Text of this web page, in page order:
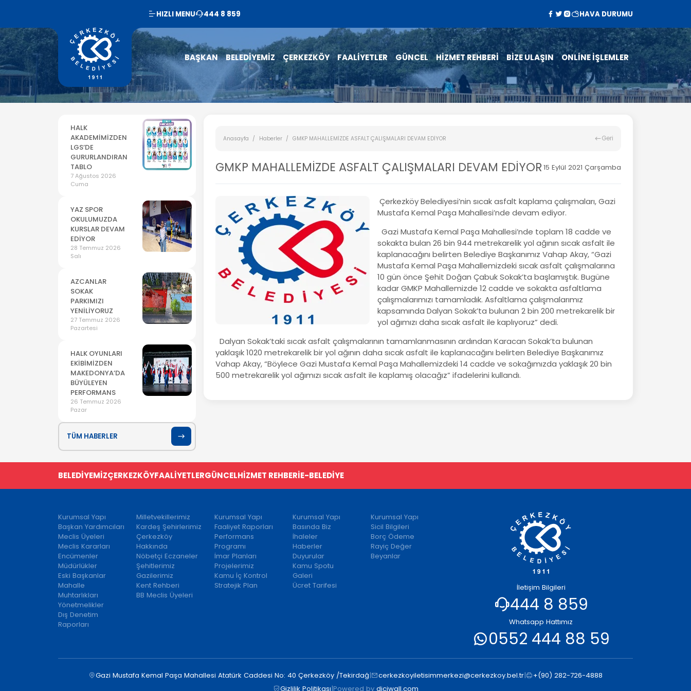
HIZLI MENU 444 8 859 HAVA DURUMU
BAŞKAN BELEDİYEMİZ ÇERKEZKÖY FAALİYETLER GÜNCEL HİZMET REHBERİ BİZE ULAŞIN ONLİNE İŞLEMLER
HALK
AKADEMİMİZDEN
LGS’DE
GURURLANDIRAN
TABLO
7 Ağustos 2026
Cuma
YAZ SPOR
OKULUMUZDA
KURSLAR DEVAM
EDİYOR
28 Temmuz 2026
Salı
AZCANLAR
SOKAK
PARKIMIZI
YENİLİYORUZ
27 Temmuz 2026
Pazartesi
HALK OYUNLARI
EKİBİMİZDEN
MAKEDONYA’DA
BÜYÜLEYEN
PERFORMANS
26 Temmuz 2026
Pazar
TÜM HABERLER
Anasayfa Haberler GMKP MAHALLEMİZDE ASFALT ÇALIŞMALARI DEVAM EDİYOR Geri
GMKP MAHALLEMİZDE ASFALT ÇALIŞMALARI DEVAM EDİYOR 15 Eylül 2021 Çarşamba
Çerkezköy Belediyesi’nin sıcak asfalt kaplama çalışmaları, Gazi
Mustafa Kemal Paşa Mahallesi’nde devam ediyor.
Gazi Mustafa Kemal Paşa Mahallesi’nde toplam 18 cadde ve
sokakta bulan 26 bin 944 metrekarelik yol ağının sıcak asfalt ile
kaplanacağını belirten Belediye Başkanımız Vahap Akay, “Gazi
Mustafa Kemal Paşa Mahallemizdeki sıcak asfalt çalışmalarına
10 gün önce Şehit Doğan Çabuk Sokak’ta başlamıştık. Bugüne
kadar GMKP Mahallemizde 12 cadde ve sokakta asfaltlama
çalışmalarımızı tamamladık. Asfaltlama çalışmalarımız
kapsamında Dalyan Sokak’ta bulunan 2 bin 200 metrekarelik bir
yol ağımızı daha sıcak asfalt ile kaplıyoruz” dedi.
Dalyan Sokak’taki sıcak asfalt çalışmalarının tamamlanmasının ardından Karacan Sokak’ta bulunan
yaklaşık 1020 metrekarelik bir yol ağının daha sıcak asfalt ile kaplanacağını belirten Belediye Başkanımız
Vahap Akay, “Böylece Gazi Mustafa Kemal Paşa Mahallemizdeki 14 cadde ve sokağımızda yaklaşık 20 bin
500 metrekarelik yol ağımızı sıcak asfalt ile kaplamış olacağız” ifadelerini kullandı.
BELEDİYEMİZÇERKEZKÖYFAALİYETLERGÜNCELHİZMET REHBERİE-BELEDİYE
Kurumsal Yapı
Başkan Yardımcıları
Meclis Üyeleri
Meclis Kararları
Encümenler
Müdürlükler
Eski Başkanlar
Mahalle
Muhtarlıkları
Yönetmelikler
Dış Denetim
Raporları
Milletvekillerimiz
Kardeş Şehirlerimiz
Çerkezköy
Hakkında
Nöbetçi Eczaneler
Şehitlerimiz
Gazilerimiz
Kent Rehberi
BB Meclis Üyeleri
Kurumsal Yapı
Faaliyet Raporları
Performans
Programı
İmar Planları
Projelerimiz
Kamu İç Kontrol
Stratejik Plan
Kurumsal Yapı
Basında Biz
İhaleler
Haberler
Duyurular
Kamu Spotu
Galeri
Ücret Tarifesi
Kurumsal Yapı
Sicil Bilgileri
Borç Ödeme
Rayiç Değer
Beyanlar
İletişim Bilgileri
444 8 859
Whatsapp Hattımız
0552 444 88 59
Gazi Mustafa Kemal Paşa Mahallesi Atatürk Caddesi No: 40 Çerkezköy /Tekirdağ| cerkezkoyiletisimmerkezi@cerkezkoy.bel.tr|
+(90) 282-726-4888
Gizlilik Politikası|Powered by diciwall.com